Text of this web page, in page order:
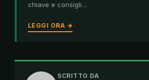
chiave e consigli…
LEGGI ORA →
SCRITTO DA